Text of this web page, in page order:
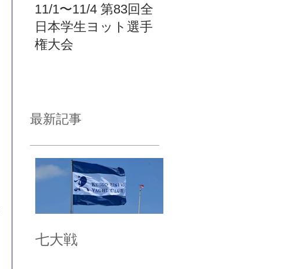
11/1〜11/4 第83回全
日本学生ヨット選手
権大会
最新記事
七大戦